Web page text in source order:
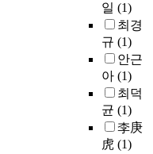
일 (1)
최경
규 (1)
안근
아 (1)
최덕
균 (1)
李庚
虎 (1)